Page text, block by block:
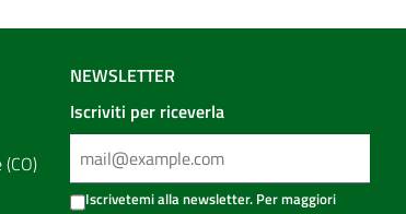
NEWSLETTER
Iscriviti per riceverla
Iscrivetemi alla newsletter. Per maggiori